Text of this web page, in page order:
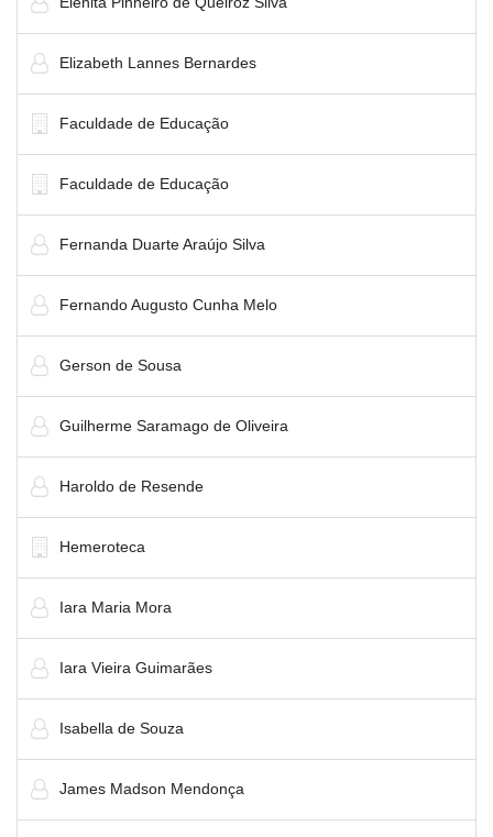
Elizabeth Lannes Bernardes
Faculdade de Educação
Faculdade de Educação
Fernanda Duarte Araújo Silva
Fernando Augusto Cunha Melo
Gerson de Sousa
Guilherme Saramago de Oliveira
Haroldo de Resende
Hemeroteca
Iara Maria Mora
Iara Vieira Guimarães
Isabella de Souza
James Madson Mendonça